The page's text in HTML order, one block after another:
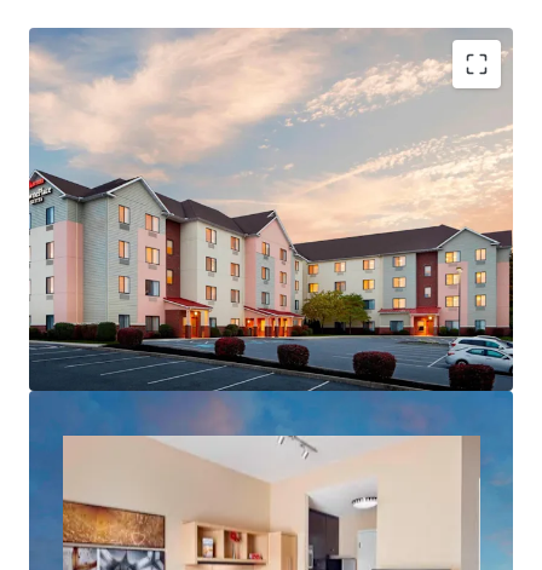
Highly Desirable Marriott Brand Affiliation
Premium Extended Stay Sector Growth
Absence of Lodging Supply in Harrisburg
Resilient Lodging Market